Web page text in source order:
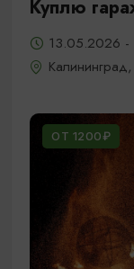
Куплю
13.05.2026 -
ОТ 1200₽